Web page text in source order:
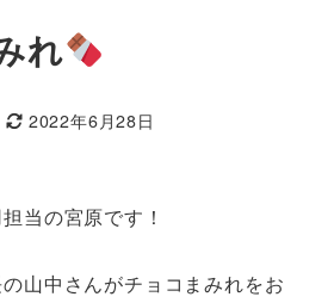
れ
更新日
2022年6月28日
当の宮原です！
山中さんがチョコまみれをお